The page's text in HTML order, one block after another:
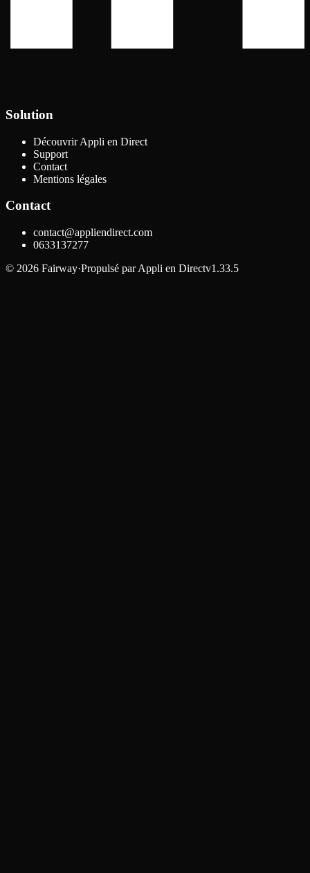
Solution
Découvrir Appli en Direct
Support
Contact
Mentions légales
Contact
contact@appliendirect.com
0633137277
© 2026 Fairway·Propulsé par Appli en Directv1.33.5